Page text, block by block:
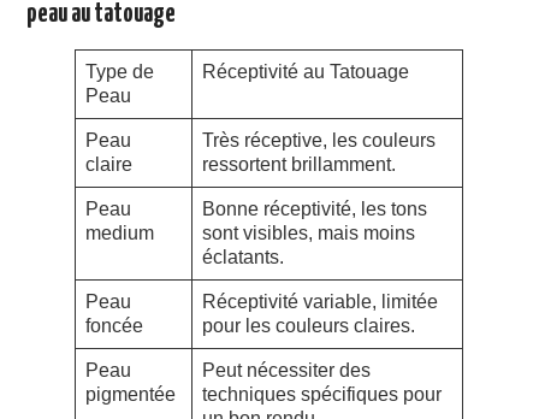
peau au tatouage
Type de
Peau
Réceptivité au Tatouage
Peau
claire
Très réceptive, les couleurs
ressortent brillamment.
Peau
medium
Bonne réceptivité, les tons
sont visibles, mais moins
éclatants.
Peau
foncée
Réceptivité variable, limitée
pour les couleurs claires.
Peau
pigmentée
Peut nécessiter des
techniques spécifiques pour